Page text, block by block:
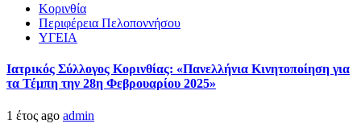
Κορινθία
Περιφέρεια Πελοποννήσου
ΥΓΕΙΑ
Ιατρικός Σύλλογος Κορινθίας: «Πανελλήνια Κινητοποίηση για
τα Τέμπη την 28η Φεβρουαρίου 2025»
1 έτος ago admin